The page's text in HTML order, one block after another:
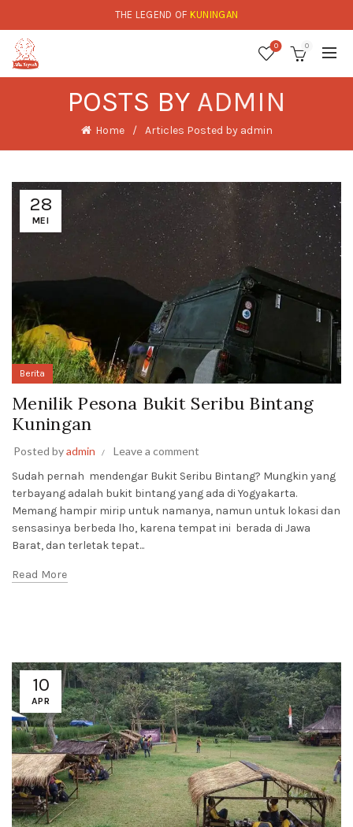
THE LEGEND OF KUNINGAN
0 0
POSTS BY ADMIN
Home Articles Posted by admin
28
MEI
Berita
Menilik Pesona Bukit Seribu Bintang
Kuningan
Posted byadmin
Leave a comment
Sudah pernah mendengar Bukit Seribu Bintang? Mungkin yang
terbayang adalah bukit bintang yang ada di Yogyakarta.
Memang hampir mirip untuk namanya, namun untuk lokasi dan
sensasinya berbeda lho, karena tempat ini berada di Jawa
Barat, dan terletak tepat...
Read More
10
APR